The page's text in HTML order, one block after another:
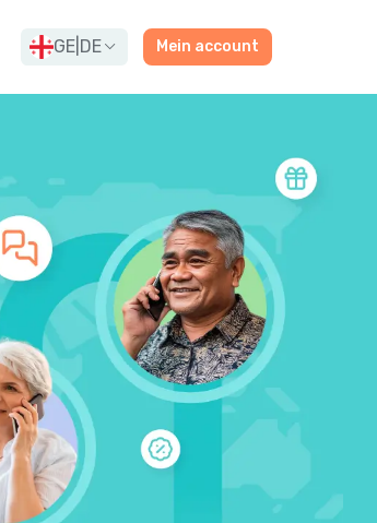
GE DE Mein account